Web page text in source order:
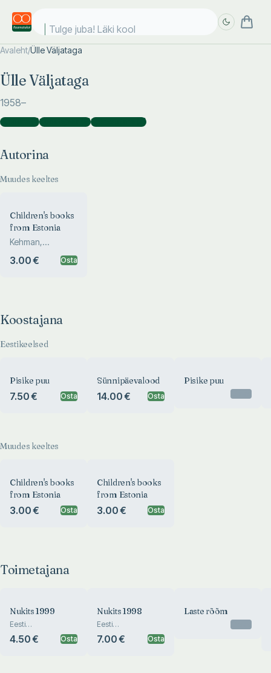
Tulge juba! Läki kooli
Avaleht/Ülle Väljataga
Ülle Väljataga
1958–
Autorina )Koostajana )Toimetajana )
Autorina
Muudes keeltes
Children's books
from Estonia
Kehman,
Väljataga, Palm
3.00 € Osta
Koostajana
Eestikeelsed
Pisike puu
7.50 € Osta
Sünnipäevalood
14.00 € Osta
Pisike puu
Muudes keeltes
Children's books
from Estonia
3.00 € Osta
Children's books
from Estonia
3.00 € Osta
Toimetajana
Nukits 1999
Eesti
Lastekirjanduse
Teabekeskuse
4.50 € Osta
Nukits 1998
Eesti
Lastekirjanduse
Teabekeskuse
7.00 € Osta
Laste rõõm